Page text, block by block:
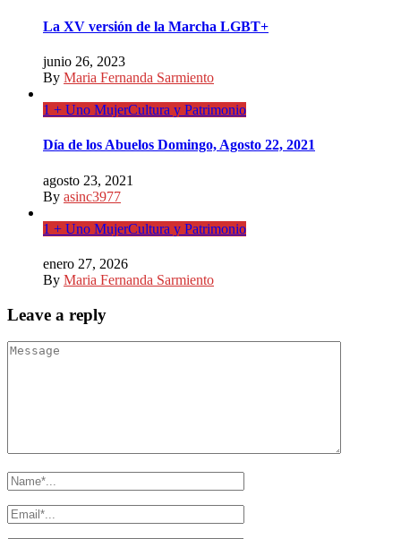
La XV versión de la Marcha LGBT+
junio 26, 2023
By Maria Fernanda Sarmiento
1 + Uno MujerCultura y Patrimonio
Día de los Abuelos Domingo, Agosto 22, 2021
agosto 23, 2021
By asinc3977
1 + Uno MujerCultura y Patrimonio
enero 27, 2026
By Maria Fernanda Sarmiento
Leave a reply